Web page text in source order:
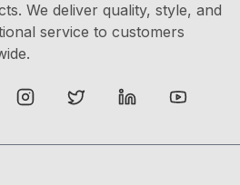
We deliver quality, style, and
service to customers